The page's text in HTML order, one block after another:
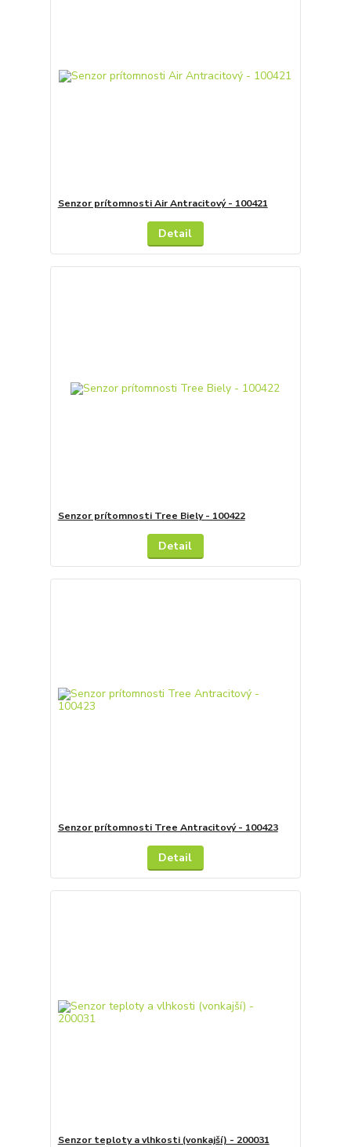
Senzor prítomnosti Air Antracitový - 100421
Detail
Senzor prítomnosti Tree Biely - 100422
Detail
Senzor prítomnosti Tree Antracitový - 100423
Detail
Senzor teploty a vlhkosti (vonkajší) - 200031